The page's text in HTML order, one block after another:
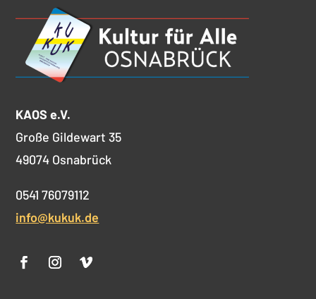
KAOS e.V.
Große Gildewart 35
49074 Osnabrück
0541 76079112
info@kukuk.de